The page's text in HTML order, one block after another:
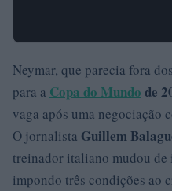
Neymar, que parecia fora
para a Copa do Mundo de
vaga após uma negociação
O jornalista Guillem
treinador italiano mudou
impondo três condições ao